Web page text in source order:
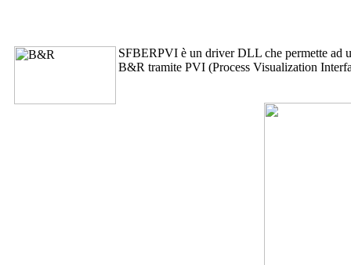
SFBERPVI è un driver DLL che permette ad
B&R tramite PVI (Process Visualization